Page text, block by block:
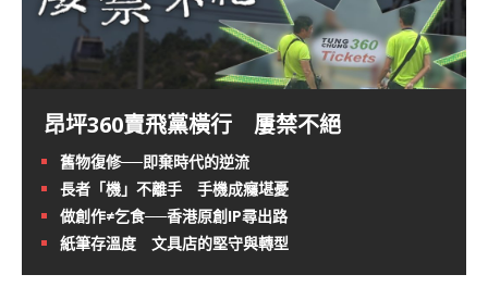
昂坪360賣飛黨橫行 屢禁不絕
舊物復修──即棄時代的逆流
長者「機」不離手 手機成癮堪憂
做創作≠乞食──香港原創IP尋出路
紙筆存溫度 文具店的堅守與轉型